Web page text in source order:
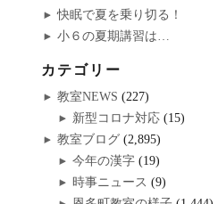
快眠で夏を乗り切る！
小６の夏期講習は…
カテゴリー
教室NEWS (227)
新型コロナ対応 (15)
教室ブログ(2,895)
今年の漢字 (19)
時事ニュース (9)